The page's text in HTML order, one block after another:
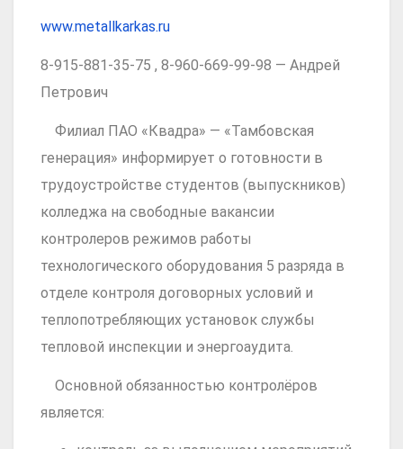
www.metallkarkas.ru
8-915-881-35-75 , 8-960-669-99-98 — Андрей
Петрович
Филиал ПАО «Квадра» — «Тамбовская
генерация» информирует о готовности в
трудоустройстве студентов (выпускников)
колледжа на свободные вакансии
контролеров режимов работы
технологического оборудования 5 разряда в
отделе контроля договорных условий и
теплопотребляющих установок службы
тепловой инспекции и энергоаудита.
Основной обязанностью контролёров
является: